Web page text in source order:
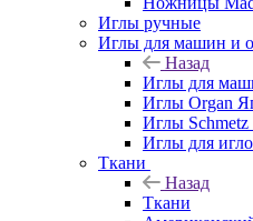
Иглы ручные
Иглы для машин и
Назад
Иглы для
Иглы Organ
Иглы Schmetz
Иглы для
Ткани
Назад
Ткани